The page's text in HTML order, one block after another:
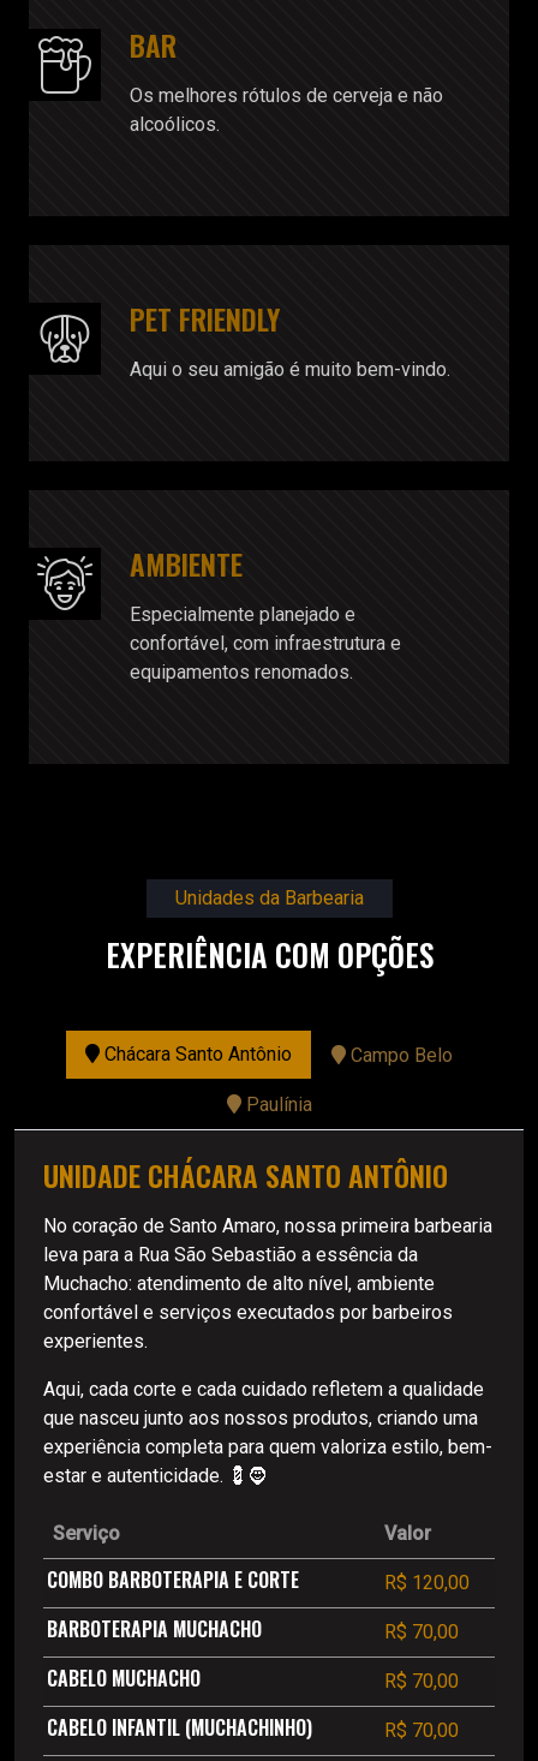
BAR
Os melhores rótulos de cerveja e não
alcoólicos.
PET FRIENDLY
Aqui o seu amigão é muito bem-vindo.
AMBIENTE
Especialmente planejado e
confortável, com infraestrutura e
equipamentos renomados.
Unidades da Barbearia
EXPERIÊNCIA COM OPÇÕES
Chácara Santo Antônio Campo Belo
Paulínia
UNIDADE CHÁCARA SANTO ANTÔNIO
No coração de Santo Amaro, nossa primeira barbearia
leva para a Rua São Sebastião a essência da
Muchacho: atendimento de alto nível, ambiente
confortável e serviços executados por barbeiros
experientes.
Aqui, cada corte e cada cuidado refletem a qualidade
que nasceu junto aos nossos produtos, criando uma
experiência completa para quem valoriza estilo, bem-
estar e autenticidade. 💈🧔
Serviço Valor
COMBO BARBOTERAPIA E CORTE R$ 120,00
BARBOTERAPIA MUCHACHO R$ 70,00
CABELO MUCHACHO R$ 70,00
CABELO INFANTIL (MUCHACHINHO) R$ 70,00